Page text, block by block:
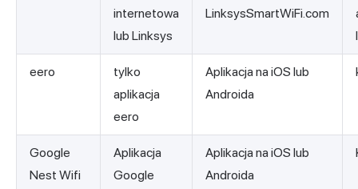
internetowa
lub Linksys
LinksysSmartWiFi.com
eero
tylko
aplikacja
eero
Aplikacja na iOS lub
Androida
Google
Nest Wifi
Aplikacja
Google
Aplikacja na iOS lub
Androida